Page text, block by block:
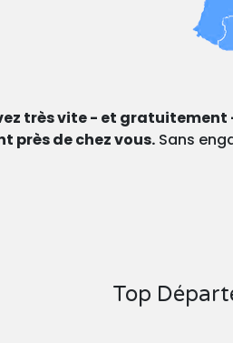
très vite - et
près de chez vous. Sans
Top